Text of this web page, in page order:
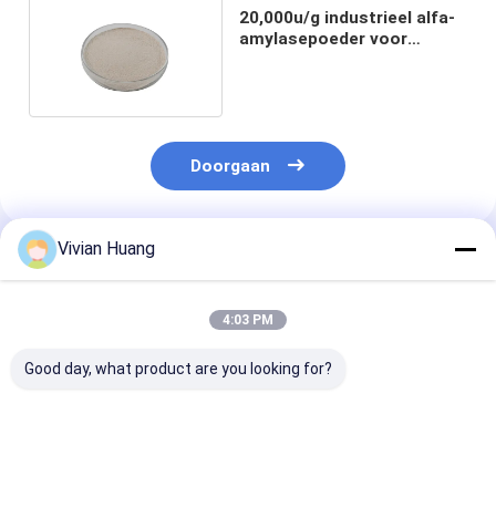
20,000u/g industrieel alfa-
amylasepoeder voor
Doorgaan
Geadviseerde Producten
Vivian Huang
4:03 PM
Good day, what product are you looking for?